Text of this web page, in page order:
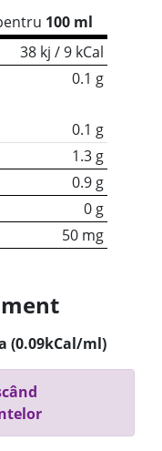
100 ml
38 kj / 9 kCal
0.1 g
0.1 g
1.3 g
0.9 g
0 g
50 mg
(0.09kCal/ml)